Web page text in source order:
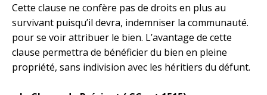
Cette clause ne confère pas de droits en plus au
survivant puisqu’il devra, indemniser la communauté.
pour se voir attribuer le bien. L’avantage de cette
clause permettra de bénéficier du bien en pleine
propriété, sans indivision avec les héritiers du défunt.